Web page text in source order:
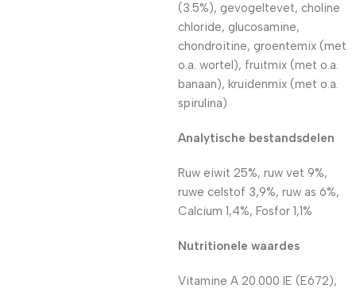
(3.5%), gevogeltevet, choline
chloride, glucosamine,
chondroitine, groentemix (met
o.a. wortel), fruitmix (met o.a.
banaan), kruidenmix (met o.a.
spirulina)
Analytische bestandsdelen
Ruw eiwit 25%, ruw vet 9%,
ruwe celstof 3,9%, ruw as 6%,
Calcium 1,4%, Fosfor 1,1%
Nutritionele waardes
Vitamine A 20.000 IE (E672),